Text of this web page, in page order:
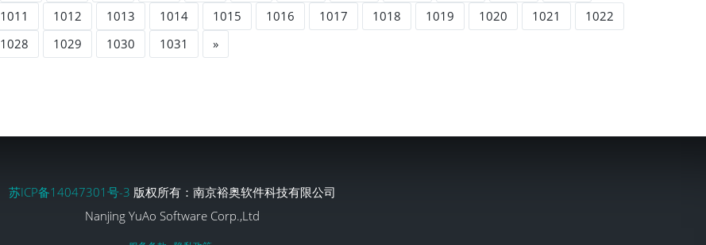
1011 1012 1013 1014 1015 1016 1017 1018 1019 1020 1021
1022
1028 1029 1030 1031 »
苏ICP备14047301号-3 版权所有：南京裕奥软件科技有限公司
Nanjing YuAo Software Corp.,Ltd